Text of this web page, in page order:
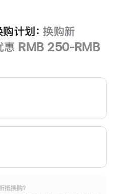
计划： 换购新
惠 RMB 250-RMB
抵换购？